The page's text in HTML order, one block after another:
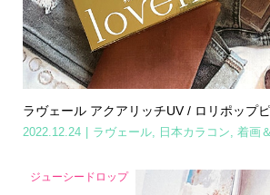
ラヴェール アクアリッチUV / ロリポップ
2022.12.24 ラヴェール, 日本カラコン 着画
ジューシードロップ